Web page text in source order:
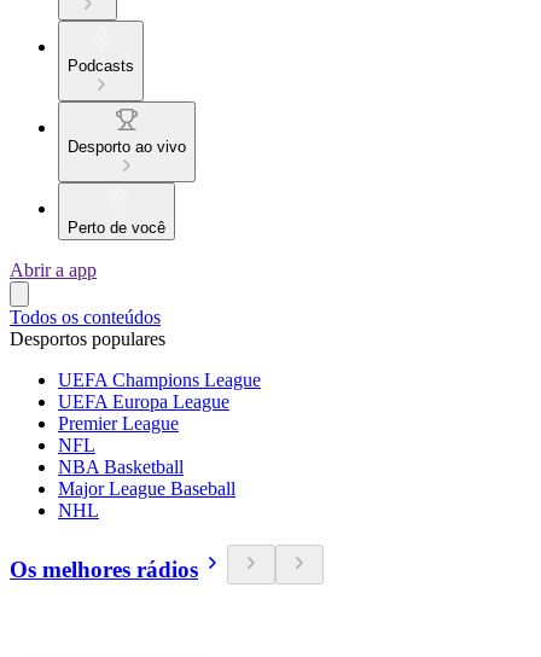
Podcasts
Desporto ao vivo
Perto de você
Abrir a app
Todos os conteúdos
Desportos populares
UEFA Champions League
UEFA Europa League
Premier League
NFL
NBA Basketball
Major League Baseball
NHL
Os melhores rádios